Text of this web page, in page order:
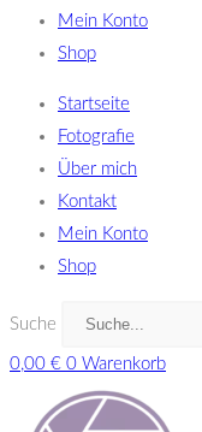
Mein Konto
Shop
Startseite
Fotografie
Über mich
Kontakt
Mein Konto
Shop
Suche
0,00 € 0 Warenkorb